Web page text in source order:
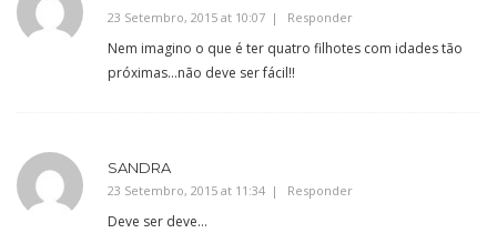
23 Setembro, 2015 at 10:07 Responder
Nem imagino o que é ter quatro filhotes com idades tão
próximas…não deve ser fácil!!
SANDRA
23 Setembro, 2015 at 11:34 Responder
Deve ser deve…